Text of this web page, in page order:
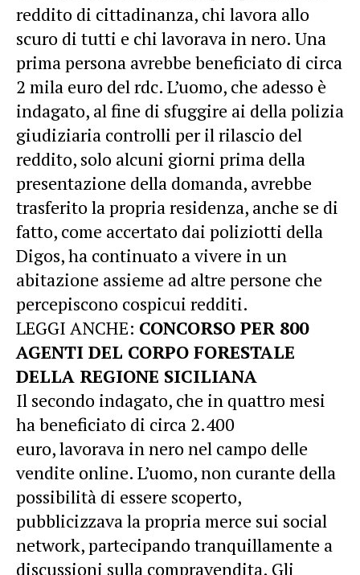
reddito di cittadinanza, chi lavora allo
scuro di tutti e chi lavorava in nero. Una
prima persona avrebbe beneficiato di circa
2 mila euro del rdc. L’uomo, che adesso è
indagato, al fine di sfuggire ai della polizia
giudiziaria controlli per il rilascio del
reddito, solo alcuni giorni prima della
presentazione della domanda, avrebbe
trasferito la propria residenza, anche se di
fatto, come accertato dai poliziotti della
Digos, ha continuato a vivere in un
abitazione assieme ad altre persone che
percepiscono cospicui redditi.
LEGGI ANCHE: CONCORSO PER 800
AGENTI DEL CORPO FORESTALE
DELLA REGIONE SICILIANA
Il secondo indagato, che in quattro mesi
ha beneficiato di circa 2.400
euro, lavorava in nero nel campo delle
vendite online. L’uomo, non curante della
possibilità di essere scoperto,
pubblicizzava la propria merce sui social
network, partecipando tranquillamente a
discussioni sulla compravendita. Gli